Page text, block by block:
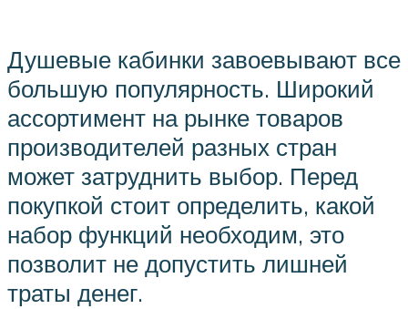
Душевые кабинки завоевывают все
большую популярность. Широкий
ассортимент на рынке товаров
производителей разных стран
может затруднить выбор. Перед
покупкой стоит определить, какой
набор функций необходим, это
позволит не допустить лишней
траты денег.